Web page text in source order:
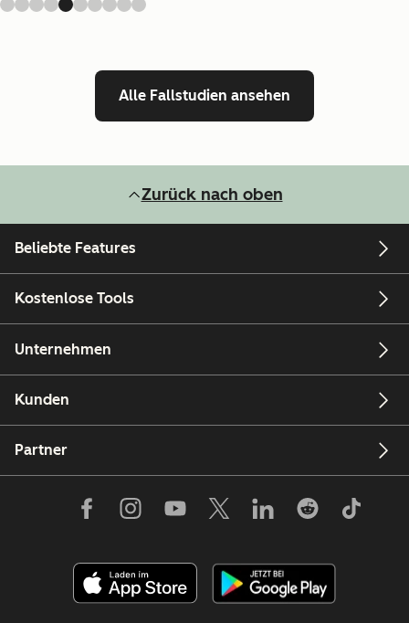
Alle Fallstudien ansehen
Zurück nach oben
Beliebte Features
Kostenlose Tools
Unternehmen
Kunden
Partner